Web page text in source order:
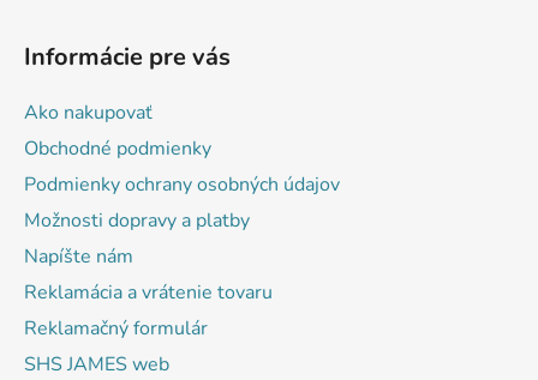
Informácie pre vás
Ako nakupovať
Obchodné podmienky
Podmienky ochrany osobných údajov
Možnosti dopravy a platby
Napíšte nám
Reklamácia a vrátenie tovaru
Reklamačný formulár
SHS JAMES web